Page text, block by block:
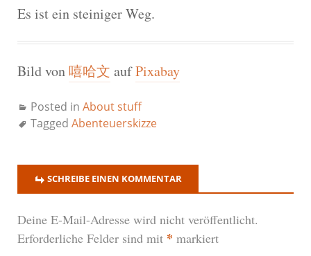
Es ist ein steiniger Weg.
Bild von嘻哈文 aufPixabay
Posted in About stuff
Tagged Abenteuerskizze
SCHREIBE EINEN KOMMENTAR
Deine E-Mail-Adresse wird nicht veröffentlicht.
Erforderliche Felder sind mit * markiert